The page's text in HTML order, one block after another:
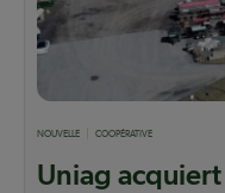
NOUVELLE COOPÉRATIVE
Uniag